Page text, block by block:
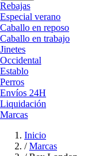
Rebajas
Especial verano
Caballo en reposo
Caballo en trabajo
Jinetes
Occidental
Establo
Perros
Envíos 24H
Liquidación
Marcas
Inicio
/ Marcas